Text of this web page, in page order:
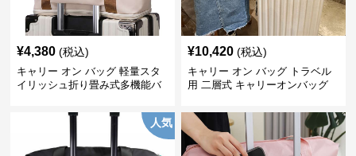
¥4,380 (税込)
キャリー オン バッグ 軽量スタ
イリッシュ折り畳み式多機能バ
¥10,420 (税込)
キャリー オン バッグ トラベル
用 二層式 キャリーオンバッグ
人気